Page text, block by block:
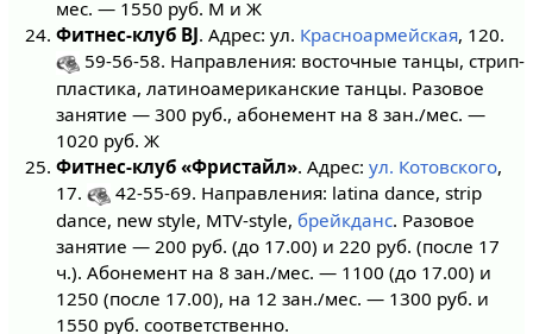
мес. — 1550 руб. М и Ж
Фитнес-клуб BJ. Адрес: ул. Красноармейская, 120.
59-56-58. Направления: восточные танцы, стрип-
пластика, латиноамериканские танцы. Разовое
занятие — 300 руб., абонемент на 8 зан./мес. —
1020 руб. Ж
Фитнес-клуб «Фристайл». Адрес: ул. Котовского,
17.
42-55-69. Направления: latina dance, strip
dance, new style, MTV-style, брейкданс. Разовое
занятие — 200 руб. (до 17.00) и 220 руб. (после 17
ч.). Абонемент на 8 зан./мес. — 1100 (до 17.00) и
1250 (после 17.00), на 12 зан./мес. — 1300 руб. и
1550 руб. соответственно.